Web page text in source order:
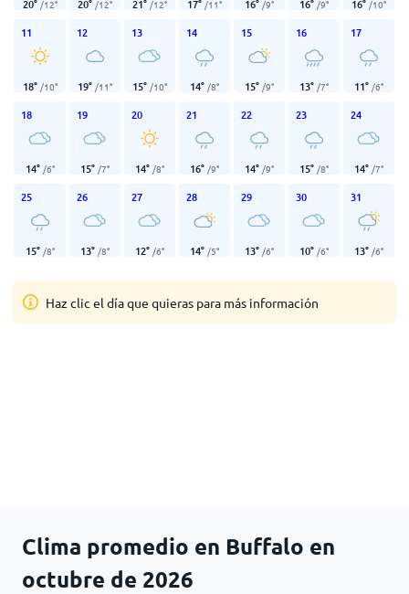
20° /12° 20° /12° 21° /12° 17° /11° 16° /9° 16° /9° 16° /10°
11
18° /10°
12
19° /11°
13
15° /10°
14
14° /8°
15
15° /9°
16
13° /7°
17
11° /6°
18
14° /6°
19
15° /7°
20
14° /8°
21
16° /9°
22
14° /9°
23
15° /8°
24
14° /7°
25
15° /8°
26
13° /8°
27
12° /6°
28
14° /5°
29
13° /6°
30
10° /6°
31
13° /6°
Haz clic el día que quieras para más información
Clima promedio en Buffalo en
octubre de 2026